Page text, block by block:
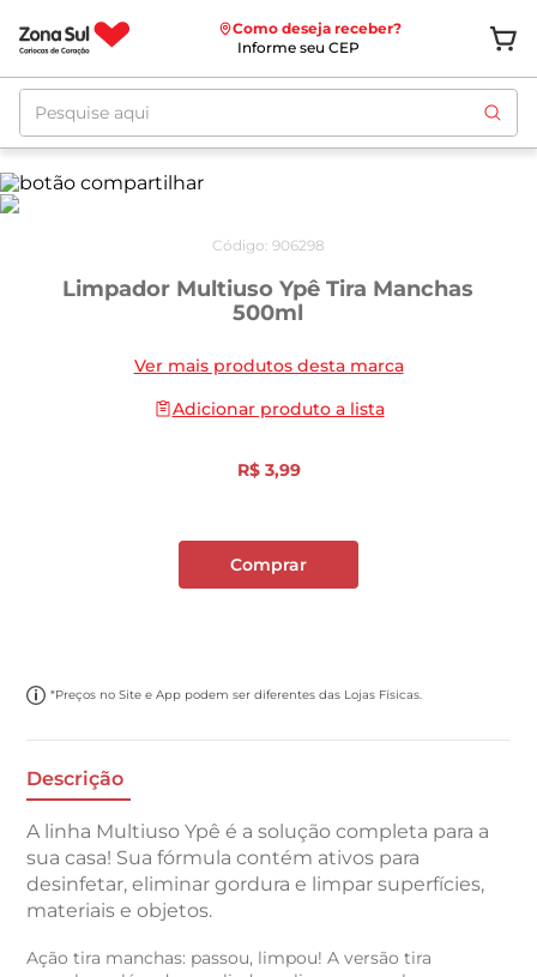
Como deseja receber?
Informe seu CEP
Pesquise aqui
Código: 906298
Limpador Multiuso Ypê Tira Manchas
500ml
Ver mais produtos desta marca
Adicionar produto a lista
R$ 3,99
Comprar
*Preços no Site e App podem ser diferentes das Lojas Físicas.
Descrição
A linha Multiuso Ypê é a solução completa para a
sua casa! Sua fórmula contém ativos para
desinfetar, eliminar gordura e limpar superfícies,
materiais e objetos.
Ação tira manchas: passou, limpou! A versão tira